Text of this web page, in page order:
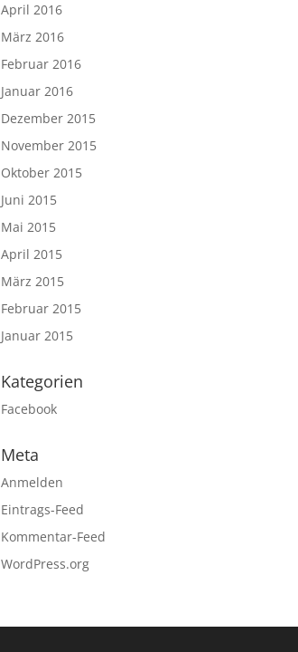
April 2016
März 2016
Februar 2016
Januar 2016
Dezember 2015
November 2015
Oktober 2015
Juni 2015
Mai 2015
April 2015
März 2015
Februar 2015
Januar 2015
Kategorien
Facebook
Meta
Anmelden
Eintrags-Feed
Kommentar-Feed
WordPress.org